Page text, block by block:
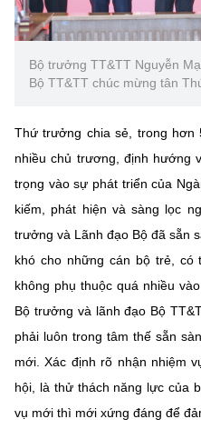
Bộ trưởng TT&TT Nguyễn
Bộ TT&TT chúc mừng tân
Thứ trưởng chia sẻ, trong hơn
nhiều chủ trương, định hướng
trọng vào sự phát triển của
kiếm, phát hiện và sàng lọc
trưởng và Lãnh đạo Bộ đã sẵn
khó cho những cán bộ trẻ, có
không phụ thuộc quá nhiều
Bộ trưởng và lãnh đạo Bộ
phải luôn trong tâm thế sẵn
mới. Xác định rõ nhận nhiệm
hội, là thử thách năng lực của
vụ mới thì mới xứng đáng để